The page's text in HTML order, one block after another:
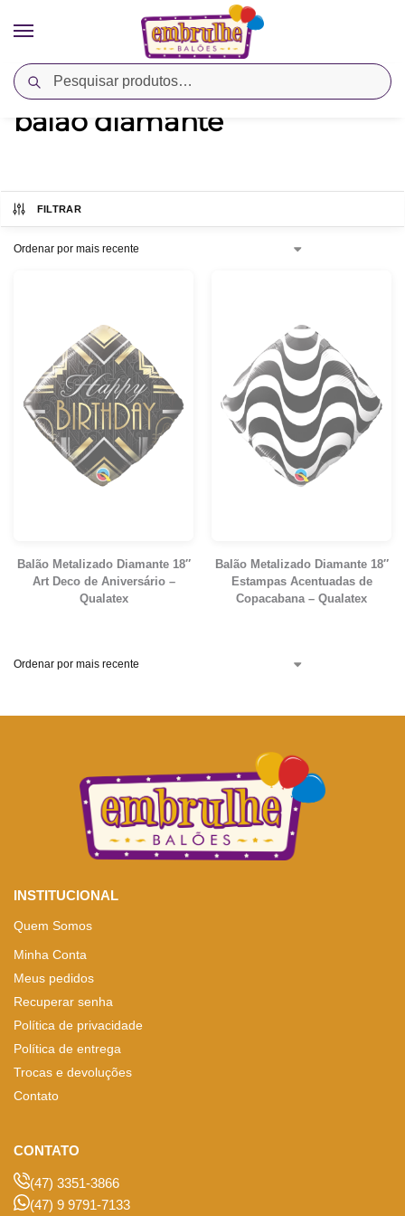
Pesquisar
Início Produtos marcados com a tag “balao diamante”
balao diamante
FILTRAR
Balão Metalizado Diamante 18″
Art Deco de Aniversário –
Qualatex
Balão Metalizado Diamante 18″
Estampas Acentuadas de
Copacabana – Qualatex
INSTITUCIONAL
Quem Somos
Minha Conta
Meus pedidos
Recuperar senha
Política de privacidade
Política de entrega
Trocas e devoluções
Contato
CONTATO
(47) 3351-3866
(47) 9 9791-7133